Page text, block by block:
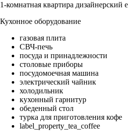
1-комнатная квартира дизайнерский
Кухонное оборудование
газовая плита
СВЧ-печь
посуда и принадлежности
столовые приборы
посудомоечная машина
электрический чайник
холодильник
кухонный гарнитур
обеденный стол
турка для приготовления кофе
label_property_tea_coffee